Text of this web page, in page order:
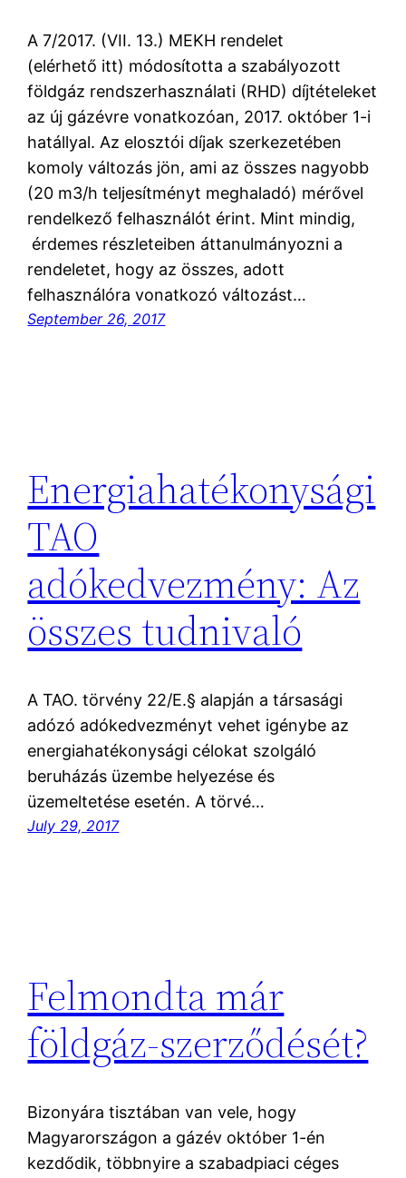
A 7/2017. (VII. 13.) MEKH rendelet
(elérhető itt) módosította a szabályozott
földgáz rendszerhasználati (RHD) díjtételeket
az új gázévre vonatkozóan, 2017. október 1-i
hatállyal. Az elosztói díjak szerkezetében
komoly változás jön, ami az összes nagyobb
(20 m3/h teljesítményt meghaladó) mérővel
rendelkező felhasználót érint. Mint mindig,
érdemes részleteiben áttanulmányozni a
rendeletet, hogy az összes, adott
felhasználóra vonatkozó változást…
September 26, 2017
Energiahatékonysági
TAO
adókedvezmény: Az
összes tudnivaló
A TAO. törvény 22/E.§ alapján a társasági
adózó adókedvezményt vehet igénybe az
energiahatékonysági célokat szolgáló
beruházás üzembe helyezése és
üzemeltetése esetén. A törvé…
July 29, 2017
Felmondta már
földgáz-szerződését?
Bizonyára tisztában van vele, hogy
Magyarországon a gázév október 1-én
kezdődik, többnyire a szabadpiaci céges